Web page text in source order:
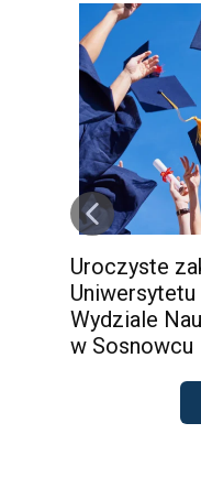
Uroczyste
Wydziale
w Sosnowcu